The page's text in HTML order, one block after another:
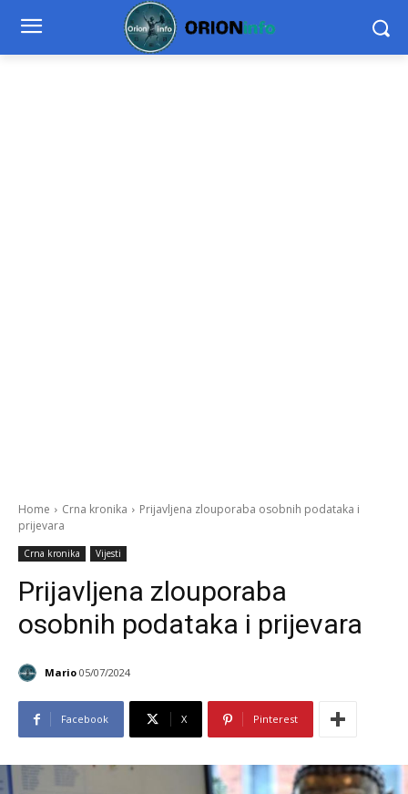
Home Crna kronika
Prijavljena zlouporaba osobnih podataka i
prijevara
Crna kronika Vijesti
Prijavljena zlouporaba
osobnih podataka i prijevara
Mario 05/07/2024
Facebook X Pinterest